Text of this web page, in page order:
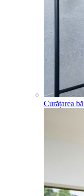
Curățarea